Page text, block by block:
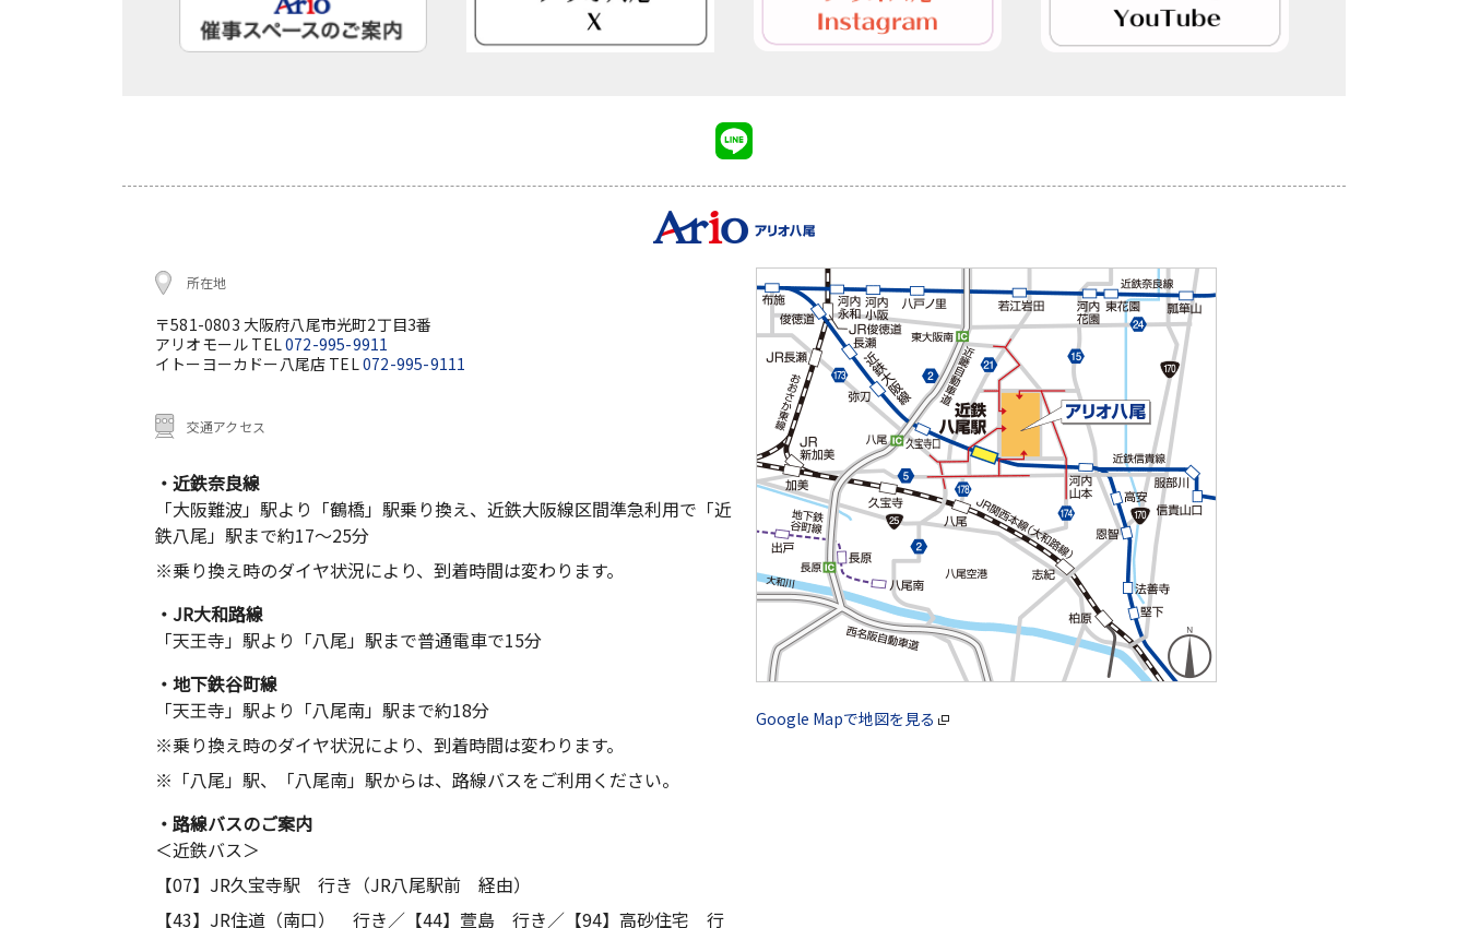
所在地
〒581-0803 大阪府八尾市光町2丁目3番
アリオモール TEL072-995-9911
イトーヨーカドー八尾店 TEL072-995-9111
交通アクセス
・近鉄奈良線
「大阪難波」駅より「鶴橋」駅乗り換え、近鉄大阪線区間準急利用で「近
鉄八尾」駅まで約17～25分
※乗り換え時のダイヤ状況により、到着時間は変わります。
・JR大和路線
「天王寺」駅より「八尾」駅まで普通電車で15分
・地下鉄谷町線
「天王寺」駅より「八尾南」駅まで約18分
※乗り換え時のダイヤ状況により、到着時間は変わります。
※「八尾」駅、「八尾南」駅からは、路線バスをご利用ください。
・路線バスのご案内
＜近鉄バス＞
【07】JR久宝寺駅 行き（JR八尾駅前 経由）
【43】JR住道（南口） 行き／【44】萱島 行き／【94】高砂住宅 行
Google Mapで地図を見る